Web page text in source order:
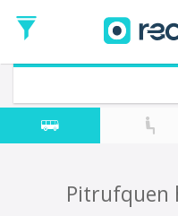
de
Ida
Vuelta
Fecha
de
Pitrufquen